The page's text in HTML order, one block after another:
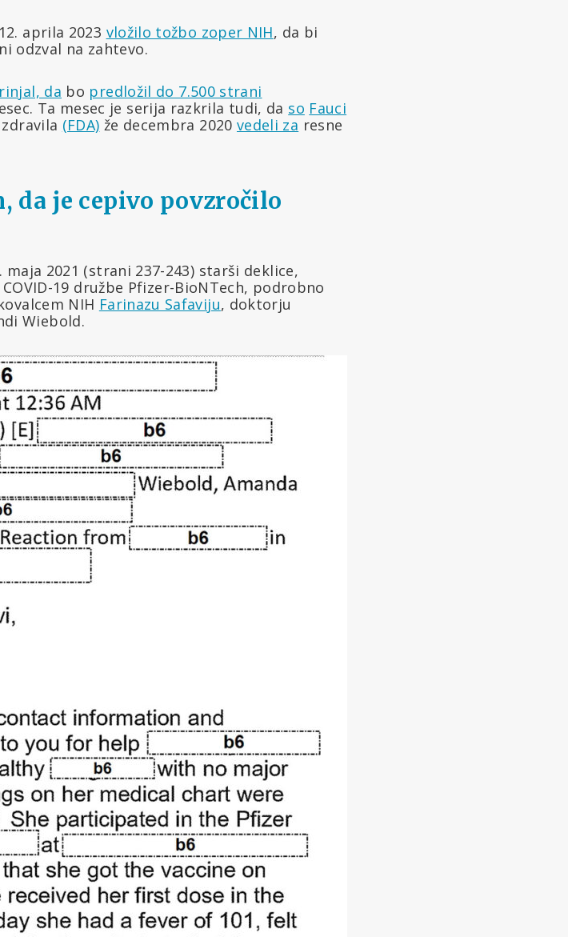
aprila 2023 vložilo tožbo zoper NIH, da bi
odzval na zahtevo.
da bo predložil do 7.500 strani
Ta mesec je serija razkrila tudi, da so Fauci
(FDA) že decembra 2020 vedeli za resne
da je cepivo povzročilo
2021 (strani 237-243) starši deklice,
19 družbe Pfizer-BioNTech, podrobno
NIH Farinazu Safaviju, doktorju
Wiebold.